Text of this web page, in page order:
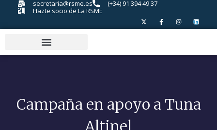
secretaria@rsme.es
(+34) 91 394 49 37
Hazte socio de La RSME
Campaña en apoyo a Tuna
Altinel